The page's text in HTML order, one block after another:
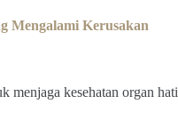
Mengalami Kerusakan
kesehatan organ